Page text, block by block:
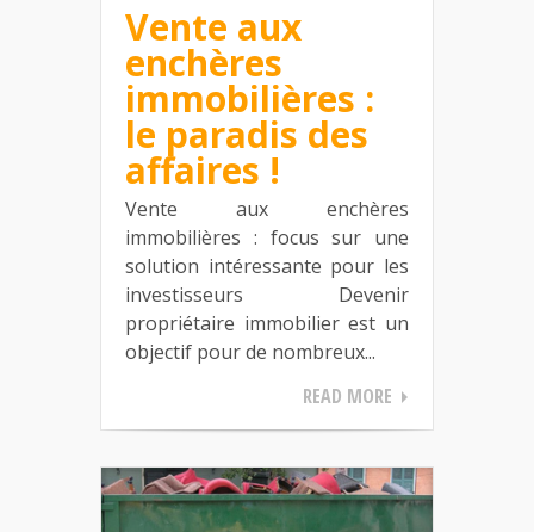
Vente aux
enchères
immobilières :
le paradis des
affaires !
Vente aux enchères
immobilières : focus sur une
solution intéressante pour les
investisseurs Devenir
propriétaire immobilier est un
objectif pour de nombreux...
READ MORE